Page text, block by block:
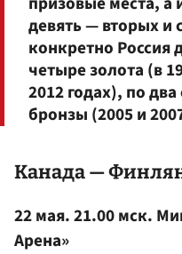
девять — вторых и
конкретно Россия
четыре золота (в
2012 годах), по
бронзы (2005 и
Канада —
22 мая. 21.00 мск.
Арена»